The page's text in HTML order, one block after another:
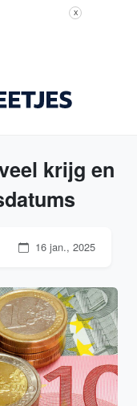
X
krijg en
16 jan., 2025